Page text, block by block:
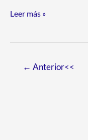
Leer más »
← Anterior